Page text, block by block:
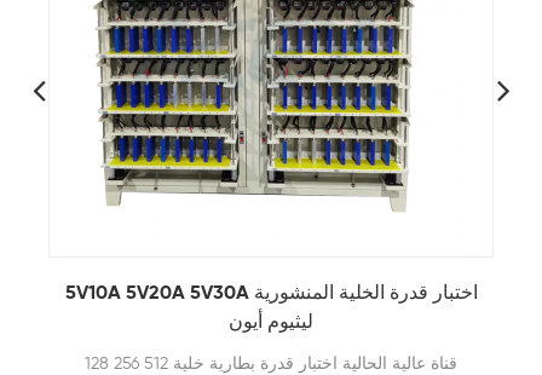
5V10A 5V20A 5V30A اختبار قدرة الخلية المنشورية
ليثيوم أيون
128 256 512 قناة عالية الحالية اختبار قدرة بطارية خلية